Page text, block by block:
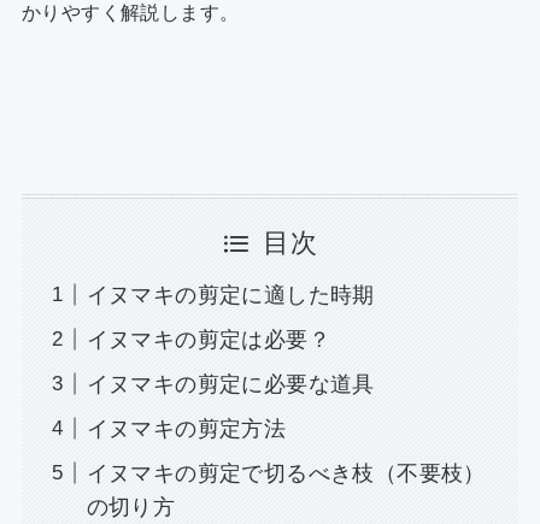
かりやすく解説します。
目次
イヌマキの剪定に適した時期
イヌマキの剪定は必要？
イヌマキの剪定に必要な道具
イヌマキの剪定方法
イヌマキの剪定で切るべき枝（不要枝）
の切り方